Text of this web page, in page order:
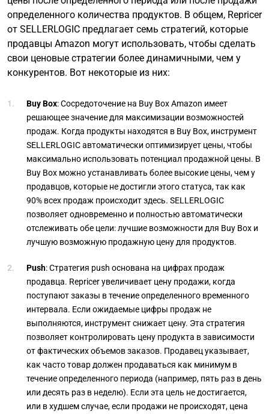
определенного количества продуктов. В общем, Repricer
от SELLERLOGIC предлагает семь стратегий, которые
продавцы Amazon могут использовать, чтобы сделать
свои ценовые стратегии более динамичными, чем у
конкурентов. Вот некоторые из них:
Buy Box: Сосредоточение на Buy Box Amazon имеет
решающее значение для максимизации возможностей
продаж. Когда продукты находятся в Buy Box, инструмент
SELLERLOGIC автоматически оптимизирует цены, чтобы
максимально использовать потенциал продажной цены. В
Buy Box можно устанавливать более высокие цены, чем у
продавцов, которые не достигли этого статуса, так как
90% всех продаж происходит здесь. SELLERLOGIC
позволяет одновременно и полностью автоматически
отслеживать обе цели: лучшие возможности для Buy Box и
лучшую возможную продажную цену для продуктов.
Push: Стратегия push основана на цифрах продаж
продавца. Repricer увеличивает цену продажи, когда
поступают заказы в течение определенного временного
интервала. Если ожидаемые цифры продаж не
выполняются, инструмент снижает цену. Эта стратегия
позволяет контролировать цену продукта в зависимости
от фактических объемов заказов. Продавец указывает,
как часто товар должен продаваться как минимум в
течение определенного периода (например, пять раз в день
или десять раз в неделю). Если эта цель не достигается,
или в худшем случае, если продажи не происходят, цена